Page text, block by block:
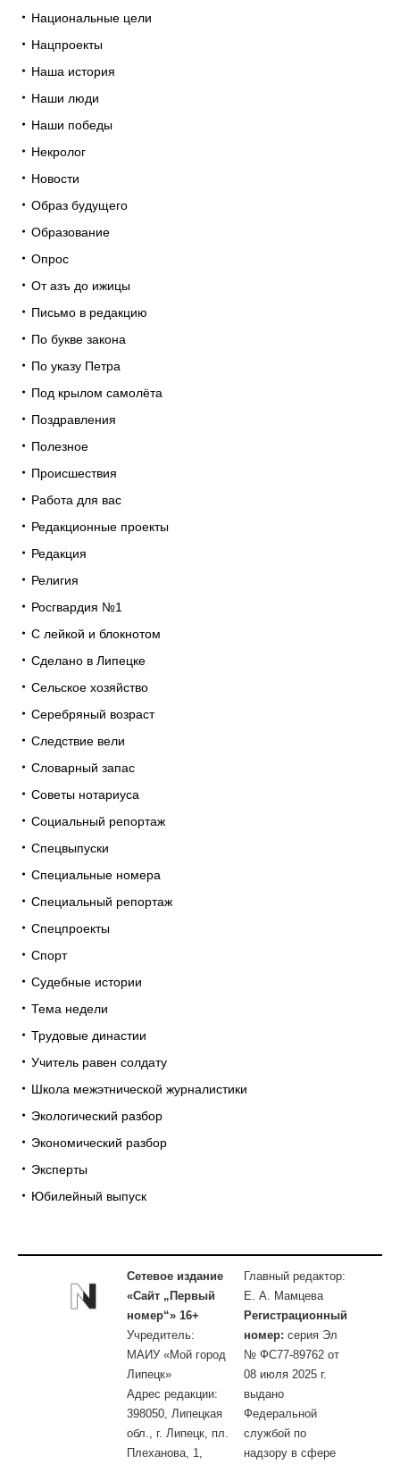
Национальные цели
Нацпроекты
Наша история
Наши люди
Наши победы
Некролог
Новости
Образ будущего
Образование
Опрос
От азъ до ижицы
Письмо в редакцию
По букве закона
По указу Петра
Под крылом самолёта
Поздравления
Полезное
Происшествия
Работа для вас
Редакционные проекты
Редакция
Религия
Росгвардия №1
С лейкой и блокнотом
Сделано в Липецке
Сельское хозяйство
Серебряный возраст
Следствие вели
Словарный запас
Советы нотариуса
Социальный репортаж
Спецвыпуски
Специальные номера
Специальный репортаж
Спецпроекты
Спорт
Судебные истории
Тема недели
Трудовые династии
Учитель равен солдату
Школа межэтнической журналистики
Экологический разбор
Экономический разбор
Эксперты
Юбилейный выпуск
Сетевое издание
«Сайт „Первый
номер“» 16+
Учредитель:
МАИУ «Мой город
Липецк»
Адрес редакции:
398050, Липецкая
обл., г. Липецк, пл.
Плеханова, 1,
Главный редактор:
Е. А. Мамцева
Регистрационный
номер: серия Эл
№ ФС77-89762 от
08 июля 2025 г.
выдано
Федеральной
службой по
надзору в сфере